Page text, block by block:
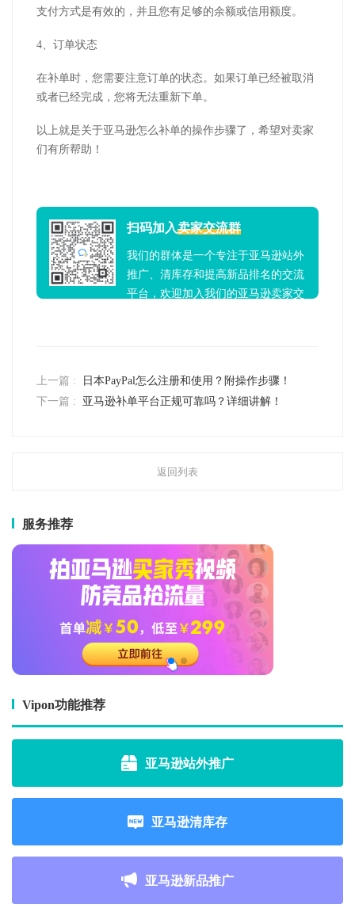
支付方式是有效的，并且您有足够的余额或信用额度。
4、订单状态
在补单时，您需要注意订单的状态。如果订单已经被取消
或者已经完成，您将无法重新下单。
以上就是关于亚马逊怎么补单的操作步骤了，希望对卖家
们有所帮助！
扫码加入卖家交流群
我们的群体是一个专注于亚马逊站外
推广、清库存和提高新品排名的交流
平台，欢迎加入我们的亚马逊卖家交
上一篇 :
日本PayPal怎么注册和使用？附操作步骤！
下一篇 :
亚马逊补单平台正规可靠吗？详细讲解！
返回列表
服务推荐
Vipon功能推荐
亚马逊站外推广
亚马逊清库存
亚马逊新品推广